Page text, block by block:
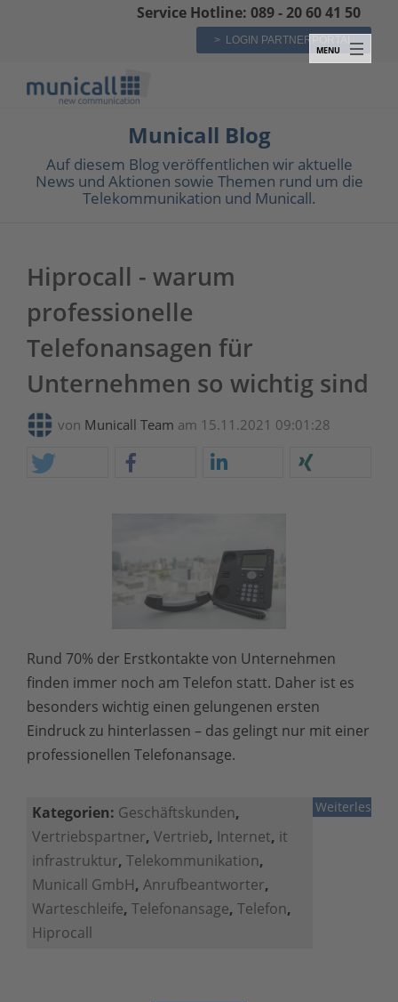
Service Hotline: 089 - 20 60 41 50
> LOGIN PARTNERPORTAL
Municall Blog
Auf diesem Blog veröffentlichen wir aktuelle
News und Aktionen sowie Themen rund um die
Telekommunikation und Municall.
Hiprocall - warum
professionelle
Telefonansagen für
Unternehmen so wichtig sind
von Municall Team am 15.11.2021 09:01:28
Rund 70% der Erstkontakte von Unternehmen
finden immer noch am Telefon statt. Daher ist es
besonders wichtig einen gelungenen ersten
Eindruck zu hinterlassen – das gelingt nur mit einer
professionellen Telefonansage.
Weiterlesen
Kategorien: Geschäftskunden,
Vertriebspartner, Vertrieb, Internet, it
infrastruktur, Telekommunikation,
Municall GmbH, Anrufbeantworter,
Warteschleife, Telefonansage, Telefon,
Hiprocall